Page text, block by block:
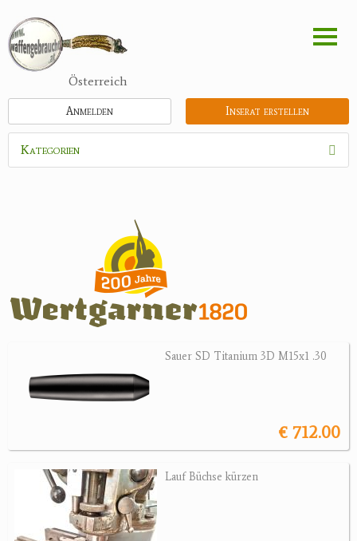
zum
Inhalt
Österreich
Inserat erstellen
Anmelden
Kategorien
Zubehör
Jagdreviere
Geschenke
Reviereinrichtungen
Sauer SD Titanium 3D M15x1 .30
€ 712.00
Lauf Büchse kürzen